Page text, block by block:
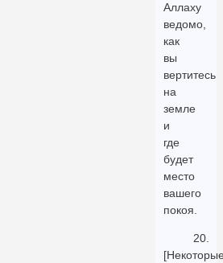
Аллаху
ведомо,
как
вы
вертитесь
на
земле
и
где
будет
место
вашего
покоя.
20.